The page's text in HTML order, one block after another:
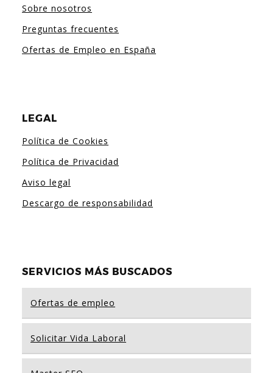
Sobre nosotros
Preguntas frecuentes
Ofertas de Empleo en España
LEGAL
Política de Cookies
Política de Privacidad
Aviso legal
Descargo de responsabilidad
SERVICIOS MÁS BUSCADOS
Ofertas de empleo
Solicitar Vida Laboral